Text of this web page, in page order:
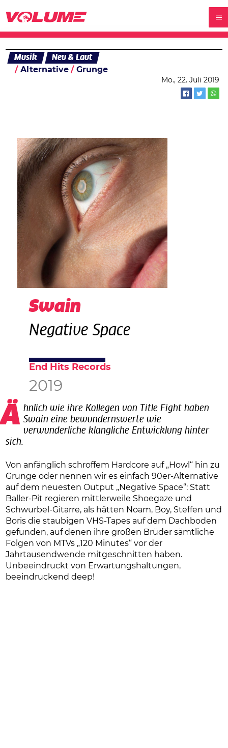
Musik
Neu & Laut
Alternative
Grunge
Mo., 22. Juli 2019
Swain
Negative Space
End Hits Records
2019
Ähnlich wie ihre Kollegen von Title Fight haben Swain eine bewundernswerte wie
verwunderliche klangliche Entwicklung hinter
sich.
Von anfänglich schroffem Hardcore auf „Howl“ hin zu
Grunge oder nennen wir es einfach 90er-Alternative
auf dem neuesten Output „Negative Space“: Statt
Baller-Pit regieren mittlerweile Shoegaze und
Schwurbel-Gitarre, als hätten Noam, Boy, Steffen und
Boris die staubigen VHS-Tapes auf dem Dachboden
gefunden, auf denen ihre großen Brüder sämtliche
Folgen von MTVs „120 Minutes“ vor der
Jahrtausendwende mitgeschnitten haben.
Unbeeindruckt von Erwartungshaltungen,
beeindruckend deep!